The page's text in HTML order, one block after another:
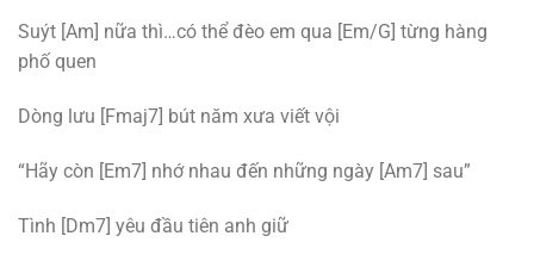
Suýt [Am] nữa thì…có thể đèo em qua [Em/G] từng hàng
phố quen
Dòng lưu [Fmaj7] bút năm xưa viết vội
“Hãy còn [Em7] nhớ nhau đến những ngày [Am7] sau”
Tình [Dm7] yêu đầu tiên anh giữ